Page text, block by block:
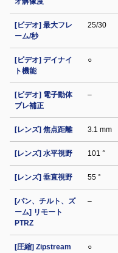
[ビデオ] 最大フレ
ーム/秒
25/30
[ビデオ] デイナイ
ト機能
○
[ビデオ] 電子動体
ブレ補正
–
[レンズ] 焦点距離 3.1 mm
[レンズ] 水平視野 101 °
[レンズ] 垂直視野 55 °
[パン、チルト、ズ
ーム] リモート
PTRZ
–
[圧縮] Zipstream ○